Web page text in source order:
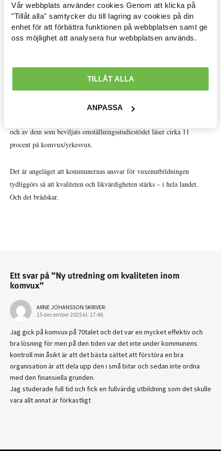
Vår webbplats använder cookies Genom att klicka på
"Tillåt alla" samtycker du till lagring av cookies på din
enhet för att förbättra funktionen på webbplatsen samt ge
oss möjlighet att analysera hur webbplatsen används.
TILLÅT ALLA
ANPASSA
Arbetsmarknad »
Avtal löner & arbetsrätt »
Internationellt »
Välfärd »
Distriktsbloggare »
Förtydliga kommunernas ansvar vid upphandlad utbildning
Åtgärder för ett mer systematiskt kvalitetsarbete i komvux och sfi
utbildning och hur fler arbetslösa kan genomgå en reguljär
Komvux är en viktig nyckel för Sveriges kompetensförsörjning. Det är
och av dem som beviljats omställningsstudiestödet läser cirka 11
procent på komvux/yrkesvux.
Det är angeläget att kommunernas ansvar för vuxenutbildningen
tydliggörs så att kvaliteten och likvärdigheten stärks – i hela landet.
Och det brådskar.
Ett svar på ”Ny utredning om kvaliteten inom
komvux”
ARNE JOHANSSON SKRIVER:
15 december 2025 kl. 17:46
Jag gick på komvux på 70talet och det var en mycket effektiv och
bra lösning för men på den tiden var det inte under kommunens
kontroll min åsikt är att det bästa sättet att förstöra en bra
organisation är att dela upp den i små bitar och sedan inte ordna
med den finansiella grunden.
Jag studerade full tid och fick en fullvärdig utbildning som det skulle
vara allt annat är förkastligt